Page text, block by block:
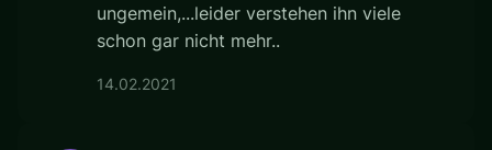
ungemein,...leider verstehen ihn viele
schon gar nicht mehr..
14.02.2021